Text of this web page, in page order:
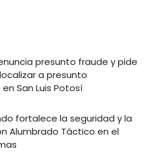
presunto fraude y pide
a presunto
San Luis Potosí
fortalece la seguridad y la
Alumbrado Táctico en el